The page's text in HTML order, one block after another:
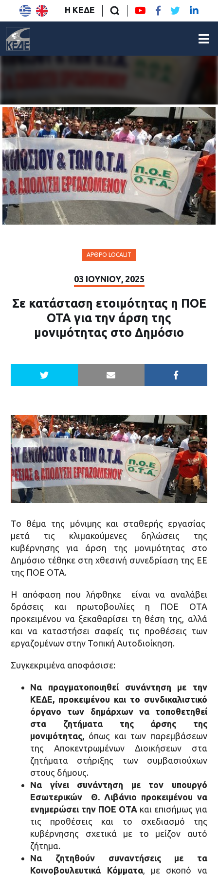
Η ΚΕΔΕ
ΆΡΘΡΟ LOCALIT
03 ΙΟΥΝΊΟΥ, 2025
Σε κατάσταση ετοιμότητας η ΠΟΕ
ΟΤΑ για την άρση της
μονιμότητας στο Δημόσιο
Το θέμα της μόνιμης και σταθερής εργασίας
μετά τις κλιμακούμενες δηλώσεις της
κυβέρνησης για άρση της μονιμότητας στο
Δημόσιο τέθηκε στη χθεσινή συνεδρίαση της ΕΕ
της ΠΟΕ ΟΤΑ.
Η απόφαση που λήφθηκε είναι να αναλάβει
δράσεις και πρωτοβουλίες η ΠΟΕ ΟΤΑ
προκειμένου να ξεκαθαρίσει τη θέση της, αλλά
και να καταστήσει σαφείς τις προθέσεις των
εργαζομένων στην Τοπική Αυτοδιοίκηση.
Συγκεκριμένα αποφάσισε:
Να πραγματοποιηθεί συνάντηση με την
ΚΕΔΕ, προκειμένου και το συνδικαλιστικό
όργανο των δημάρχων
να τοποθετηθεί
στα ζητήματα της άρσης της
μονιμότητας, όπως και των παρεμβάσεων
της Αποκεντρωμένων Διοικήσεων στα
ζητήματα στήριξης των συμβασιούχων
στους δήμους.
Να γίνει συνάντηση με τον υπουργό
Εσωτερικών Θ. Λιβάνιο προκειμένου να
ενημερώσει την ΠΟΕ ΟΤΑ και επισήμως για
τις προθέσεις και το σχεδιασμό της
κυβέρνησης σχετικά με το μείζον αυτό
ζήτημα.
Να ζητηθούν συναντήσεις με τα
Κοινοβουλευτικά Κόμματα, με σκοπό να